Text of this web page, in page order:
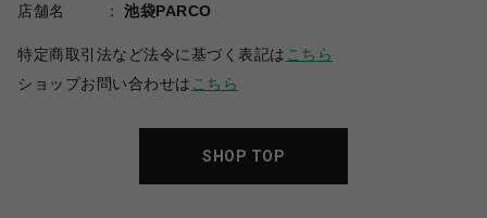
店舗名
池袋PARCO
特定商取引法など法令に基づく表記は こちら
ショップお問い合わせは こちら
SHOP TOP